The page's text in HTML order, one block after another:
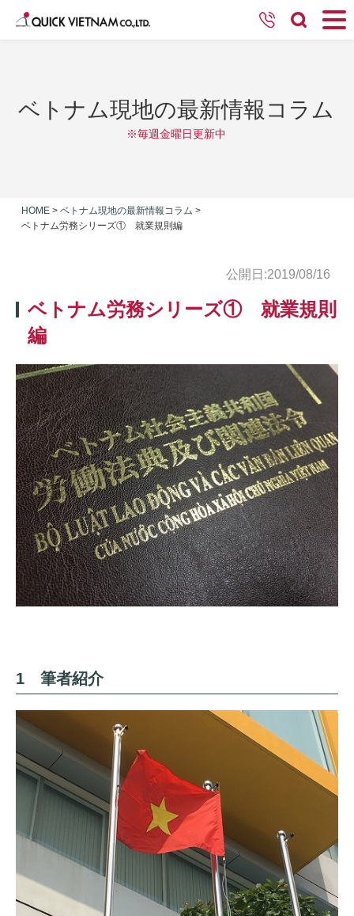
ベトナム現地の最新情報コラム
※毎週金曜日更新中
HOME > ベトナム現地の最新情報コラム >
ベトナム労務シリーズ① 就業規則編
公開日:2019/08/16
ベトナム労務シリーズ① 就業規則
編
1 筆者紹介